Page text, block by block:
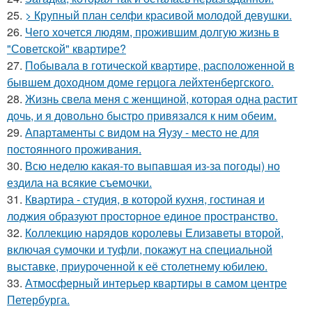
25. > Крупный план селфи красивой молодой девушки.
26. Чего хочется людям, прожившим долгую жизнь в
"Советской" квартире?
27. Побывала в готической квартире, расположенной в
бывшем доходном доме герцога лейхтенбергского.
28. Жизнь свела меня с женщиной, которая одна растит
дочь, и я довольно быстро привязался к ним обеим.
29. Апартаменты с видом на Яузу - место не для
постоянного проживания.
30. Всю неделю какая-то выпавшая из-за погоды) но
ездила на всякие съемочки.
31. Квартира - студия, в которой кухня, гостиная и
лоджия образуют просторное единое пространство.
32. Коллекцию нарядов королевы Елизаветы второй,
включая сумочки и туфли, покажут на специальной
выставке, приуроченной к её столетнему юбилею.
33. Атмосферный интерьер квартиры в самом центре
Петербурга.